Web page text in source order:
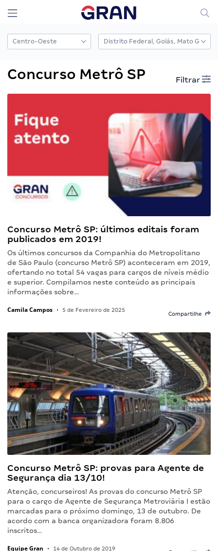
Concurso Metrô SP Filtrar
Concurso Metrô SP: últimos editais foram
publicados em 2019!
Os últimos concursos da Companhia do Metropolitano
de São Paulo (concurso Metrô SP) aconteceram em 2019,
ofertando no total 54 vagas para cargos de níveis médio
e superior. Compilamos neste conteúdo as principais
informações sobre…
Camila Campos • 5 de Fevereiro de 2025
Compartilhe
Concurso Metrô SP: provas para Agente de
Segurança dia 13/10!
Atenção, concurseiros! As provas do concurso Metrô SP
para o cargo de Agente de Segurança Metroviária I estão
marcadas para o próximo domingo, 13 de outubro. De
acordo com a banca organizadora foram 8.806
inscritos…
Equipe Gran • 14 de Outubro de 2019